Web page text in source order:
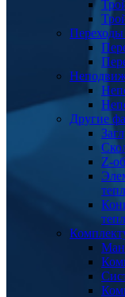
Другие
Z-